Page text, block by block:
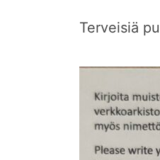
Terveisiä